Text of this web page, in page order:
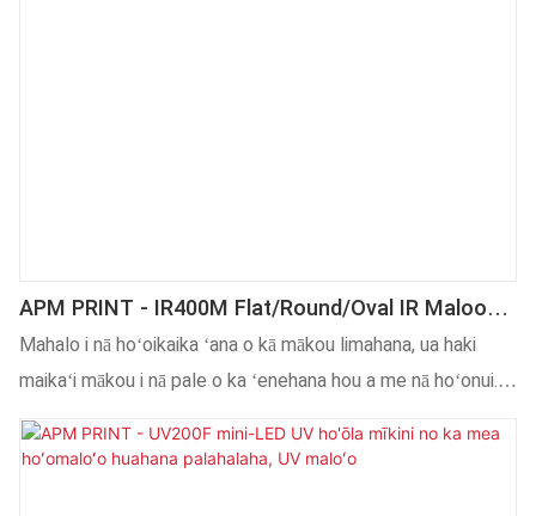
APM PRINT - IR400M Flat/Round/Oval IR Maloo
Maloo, UV Maloo
Mahalo i nā hoʻoikaika ʻana o kā mākou limahana, ua haki
maikaʻi mākou i nā pale o ka ʻenehana hou a me nā hoʻonui.
Ua akamai mākou i nā ʻenehana, e hōʻoiaʻiʻo ana i ke kaʻina
hana holoʻokoʻa e pono.